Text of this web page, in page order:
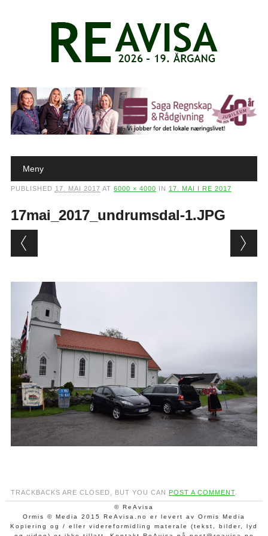
Main menu
Meny
PUBLISHED 17. MAI 2017 AT 6000 × 4000 IN 17. MAI I RE 2017
17mai_2017_undrumsdal-1.JPG
TRACKBACKS ARE CLOSED, BUT YOU CAN POST A COMMENT.
© ReAvisa
Ormis © Media 2015 ReAvisa.no er levert av Ormis Media
Kopiering og / eller videreformidling materale (tekst, bilder, lyd